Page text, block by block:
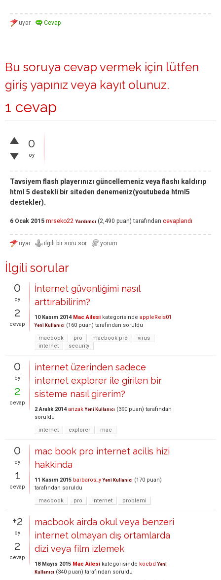
Bu soruya cevap vermek için lütfen
giriş yapınız veya kayıt olunuz.
1 cevap
0
oy
Tavsiyem flash playerınızı güncellemeniz veya flashı kaldırıp
html 5 destekli bir siteden denemeniz(youtubeda html5
destekler).
6 Ocak 2015 mrseko22 Yardımcı (2,490 puan) tarafından cevaplandı
İlgili sorular
0
oy
2
cevap
İnternet güvenliğimi nasıl
arttırabilirim?
10 Kasım 2014 Mac Ailesi kategorisinde appleReis01
Yeni Kullanıcı (160 puan) tarafından soruldu
macbook
pro macbook-pro
virüs
internet
security
0
oy
2
cevap
internet üzerinden sadece
internet explorer ile girilen bir
sisteme nasıl girerim?
2 Aralık 2014 arizak Yeni Kullanıcı (390 puan) tarafından
soruldu
internet
explorer mac
0
oy
1
cevap
mac book pro internet acilis hizi
hakkinda
11 Kasım 2015 barbaros_y Yeni Kullanıcı (170 puan)
tarafından soruldu
macbook
pro internet problemi
+2
oy
2
cevap
macbook airda okul veya benzeri
internet olmayan dış ortamlarda
dizi veya film izlemek
18 Mayıs 2015 Mac Ailesi kategorisinde kocbd Yeni
Kullanıcı (340 puan) tarafından soruldu